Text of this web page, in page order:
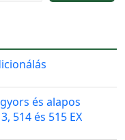
és alapos
514 és 515 EX